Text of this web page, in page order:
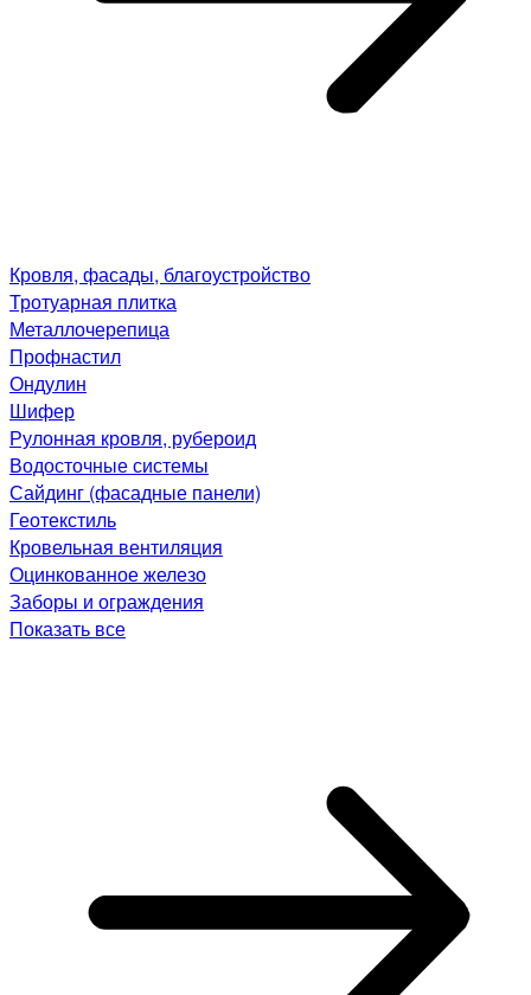
Кровля, фасады, благоустройство
Тротуарная плитка
Металлочерепица
Профнастил
Ондулин
Шифер
Рулонная кровля, рубероид
Водосточные системы
Сайдинг (фасадные панели)
Геотекстиль
Кровельная вентиляция
Оцинкованное железо
Заборы и ограждения
Показать все